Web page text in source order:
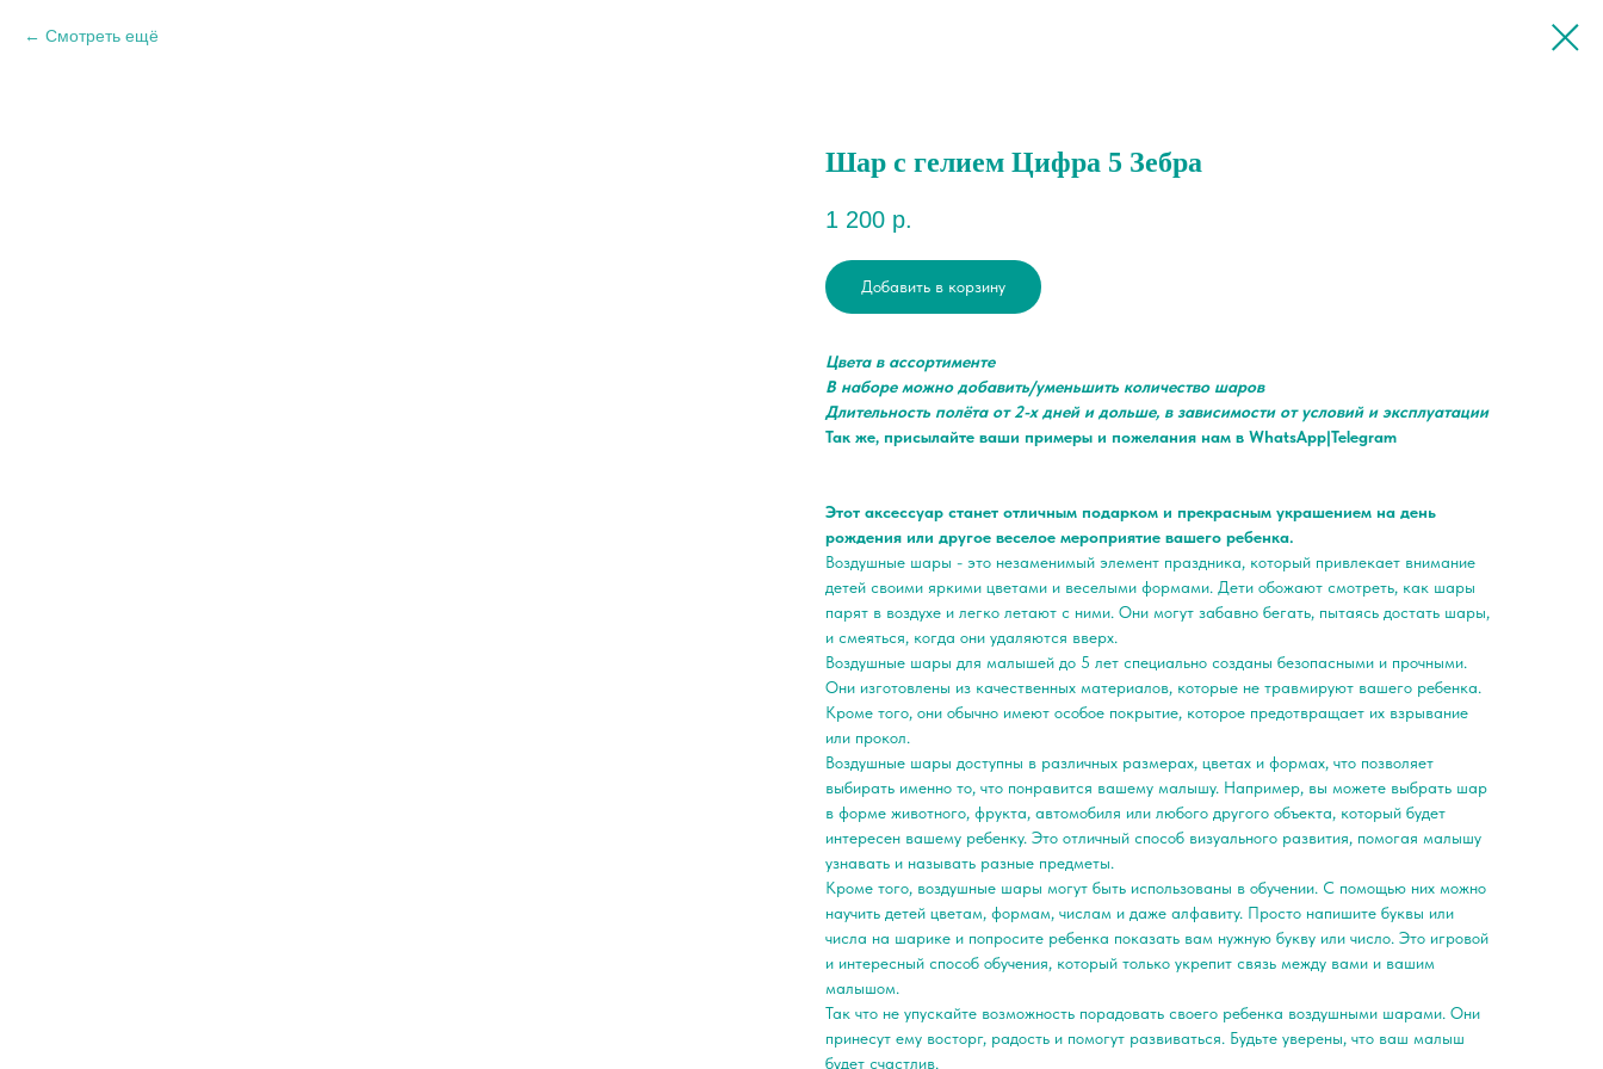
Смотреть ещё
Шар с гелием Цифра 5 Зебра
1 200 р.
Добавить в корзину
Цвета в ассортименте
В наборе можно добавить/уменьшить количество шаров
Длительность полёта от 2-х дней и дольше, в зависимости от условий и эксплуатации
Так же, присылайте ваши примеры и пожелания нам в WhatsApp|Telegram
Этот аксессуар станет отличным подарком и прекрасным украшением на день
рождения или другое веселое мероприятие вашего ребенка.
Воздушные шары - это незаменимый элемент праздника, который привлекает внимание
детей своими яркими цветами и веселыми формами. Дети обожают смотреть, как шары
парят в воздухе и легко летают с ними. Они могут забавно бегать, пытаясь достать шары,
и смеяться, когда они удаляются вверх.
Воздушные шары для малышей до 5 лет специально созданы безопасными и прочными.
Они изготовлены из качественных материалов, которые не травмируют вашего ребенка.
Кроме того, они обычно имеют особое покрытие, которое предотвращает их взрывание
или прокол.
Воздушные шары доступны в различных размерах, цветах и формах, что позволяет
выбирать именно то, что понравится вашему малышу. Например, вы можете выбрать шар
в форме животного, фрукта, автомобиля или любого другого объекта, который будет
интересен вашему ребенку. Это отличный способ визуального развития, помогая малышу
узнавать и называть разные предметы.
Кроме того, воздушные шары могут быть использованы в обучении. С помощью них можно
научить детей цветам, формам, числам и даже алфавиту. Просто напишите буквы или
числа на шарике и попросите ребенка показать вам нужную букву или число. Это игровой
и интересный способ обучения, который только укрепит связь между вами и вашим
малышом.
Так что не упускайте возможность порадовать своего ребенка воздушными шарами. Они
принесут ему восторг, радость и помогут развиваться. Будьте уверены, что ваш малыш
будет счастлив.